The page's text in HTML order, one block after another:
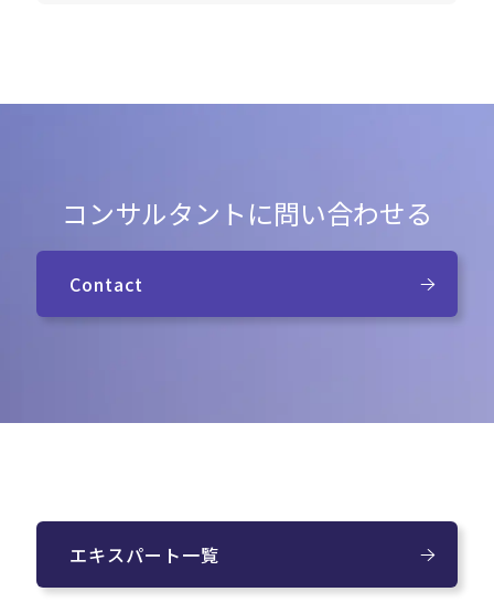
コンサルタントに問い合わせる
Contact
エキスパート一覧